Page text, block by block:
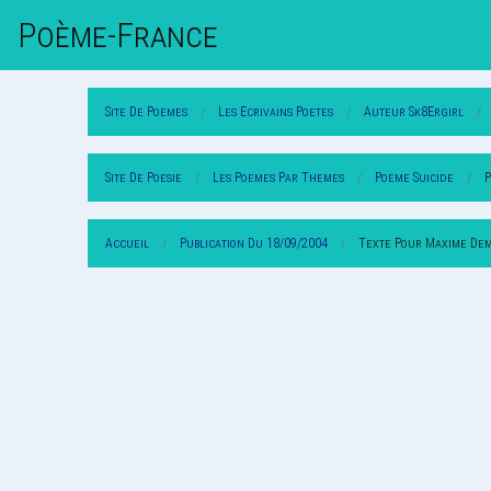
Poème-FrAnce
Site De Poemes Les Ecrivains Poetes Auteur Sk8Ergirl
Site De Poesie Les Poemes Par Themes Poeme Suicide
Accueil Publication Du 18/09/2004 Texte Pour Maxime